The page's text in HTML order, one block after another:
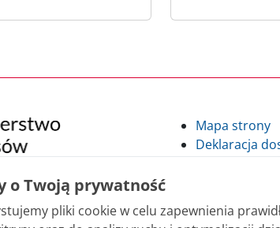
Mapa strony
Deklaracja
Polityka
Klauzula
o Twoją prywatność
pliki cookie w celu zapewnienia